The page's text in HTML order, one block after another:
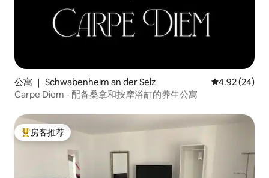
公寓 ｜ Schwabenheim an der Selz 平均评分
4.92 (24)
Carpe Diem - 配备桑拿和按摩浴缸的养生公寓
热门「房客推荐」
房客推荐